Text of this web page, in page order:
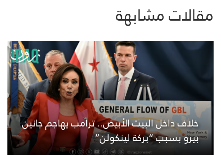
مقالات مشابهة
خلاف داخل البيت الأبيض.. ترامب يهاجم جانين
بيرو بسبب “بركة لينكولن”